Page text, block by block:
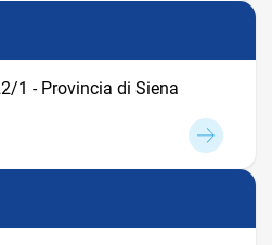
1 - Provincia di Siena